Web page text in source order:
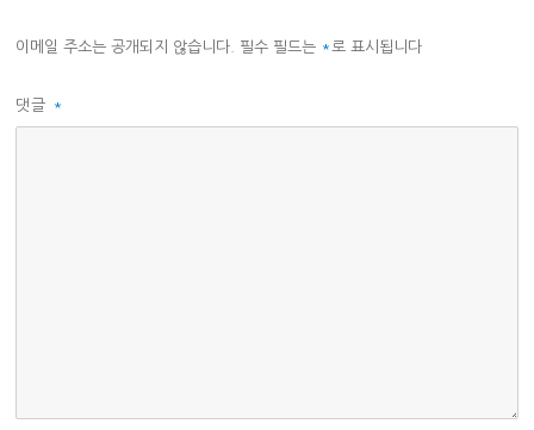
이메일 주소는 공개되지 않습니다. 필수 필드는 * 로 표시됩니다
댓글 *